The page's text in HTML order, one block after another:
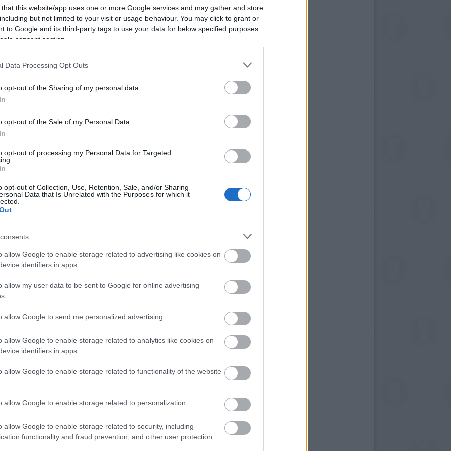
that this website/app uses one or more Google services and may gather and store
but not limited to your visit or usage behaviour. You may click to grant or
to Google and its third-party tags to use your data for below specified purposes
consent section.
Data Processing Opt Outs
opt-out of the Sharing of my personal data.
opt-out of the Sale of my Personal Data.
opt-out of processing my Personal Data for Targeted
opt-out of Collection, Use, Retention, Sale, and/or Sharing
Data that Is Unrelated with the Purposes for which it
allow Google to enable storage related to advertising like cookies on
identifiers in apps.
allow my user data to be sent to Google for online advertising
allow Google to send me personalized advertising.
allow Google to enable storage related to analytics like cookies on
identifiers in apps.
allow Google to enable storage related to functionality of the website
allow Google to enable storage related to personalization.
allow Google to enable storage related to security, including
functionality and fraud prevention, and other user protection.
koncertje (MTI Fotó: Mohai Balázs)
tizenhat méter széles SOPRON VOLT feliratot
Tibor, a Quimby frontembere vagy Ef Zámbó
a fesztivál után a szervezők Sopronnak
a fesztiválon, hogy véradásra ösztönözze
mintegy hatszázan adtak vért négy nap alatt.
nek elmondta, hogy szerdán 130-an,
adtak vért.
22 éve alatt felnőtt egy nemzedék, akik